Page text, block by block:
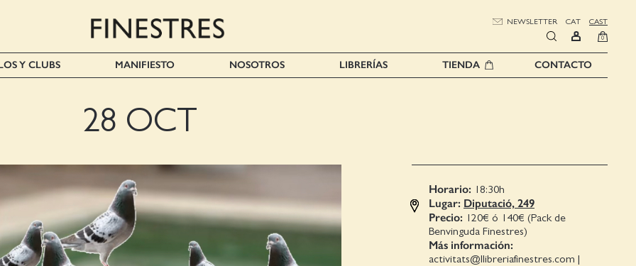
NEWSLETTER CAT CAST
0
Y CLUBS MANIFIESTO NOSOTROS LIBRERÍAS TIENDA CONTACTO
28 OCT
Horario: 18:30h
Lugar: Diputació, 249
Precio: 120€ ó 140€ (Pack de
Benvinguda Finestres)
Más información:
activitats@llibreriafinestres.com |